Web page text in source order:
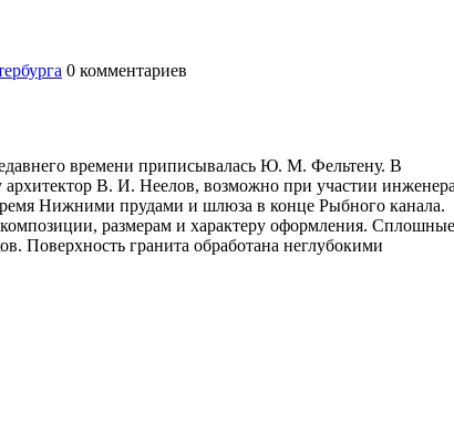
0 комментариев
времени приписывалась Ю. М. Фельтену. В
архитектор В. И. Неелов, возможно при участии инженера
Нижними прудами и шлюза в конце Рыбного канала.
размерам и характеру оформления. Сплошные
Поверхность гранита обработана неглубокими